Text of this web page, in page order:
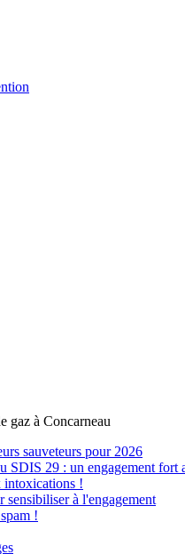
gaz à Concarneau
sauveteurs pour 2026
SDIS 29 : un engagement fort
intoxications !
sensibiliser à l'engagement
!